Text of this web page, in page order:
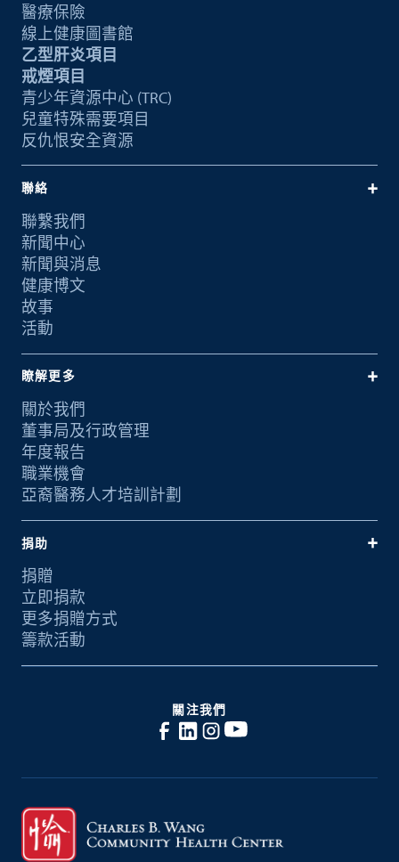
醫療保險
線上健康圖書館
乙型肝炎項目
戒煙項目
青少年資源中心 (TRC)
兒童特殊需要項目
反仇恨安全資源
聯絡
聯繫我們
新聞中心
新聞與消息
健康博文
故事
活動
瞭解更多
關於我們
董事局及行政管理
年度報告
職業機會
亞裔醫務人才培訓計劃
捐助
捐贈
立即捐款
更多捐贈方式
籌款活動
關注我們